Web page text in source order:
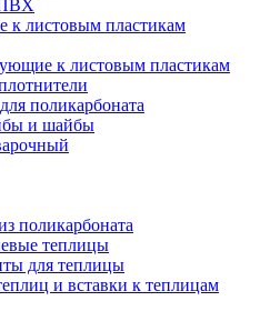
к листовым пластикам
к листовым пластикам
поликарбоната
и шайбы
поликарбоната
теплицы
для теплицы
и вставки к теплицам